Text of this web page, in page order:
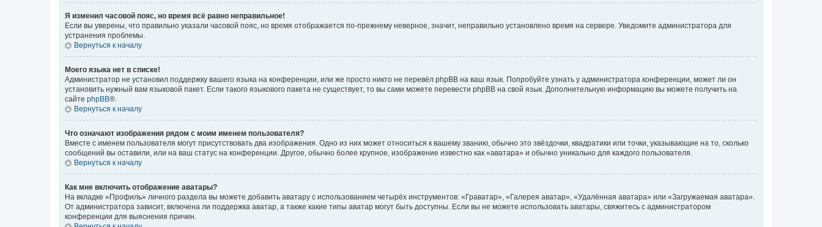
Я изменил часовой пояс, но время всё равно неправильное!
Если вы уверены, что правильно указали часовой пояс, но время отображается по-прежнему неверное, значит, неправильно установлено время на сервере. Уведомите администратора для
устранения проблемы.
Вернуться к началу
Моего языка нет в списке!
Администратор не установил поддержку вашего языка на конференции, или же просто никто не перевёл phpBB на ваш язык. Попробуйте узнать у администратора конференции, может ли он
установить нужный вам языковой пакет. Если такого языкового пакета не существует, то вы сами можете перевести phpBB на свой язык. Дополнительную информацию вы можете получить на
сайте phpBB®.
Вернуться к началу
Что означают изображения рядом с моим именем пользователя?
Вместе с именем пользователя могут присутствовать два изображения. Одно из них может относиться к вашему званию, обычно это звёздочки, квадратики или точки, указывающие на то, сколько
сообщений вы оставили, или на ваш статус на конференции. Другое, обычно более крупное, изображение известно как «аватара» и обычно уникально для каждого пользователя.
Вернуться к началу
Как мне включить отображение аватары?
На вкладке «Профиль» личного раздела вы можете добавить аватару с использованием четырёх инструментов: «Граватар», «Галерея аватар», «Удалённая аватара» или «Загружаемая аватара».
От администратора зависит, включена ли поддержка аватар, а также какие типы аватар могут быть доступны. Если вы не можете использовать аватары, свяжитесь с администратором
конференции для выяснения причин.